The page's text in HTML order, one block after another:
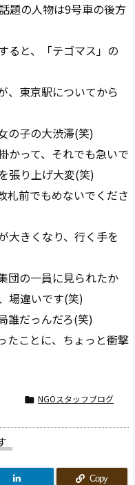
題の人物は9号車の後方
ると、「テゴマス」の
、東京駅についてから
の子の大渋滞(笑)
かって、それでも急いで
張り上げ大変(笑)
札前でもめないでくださ
大きくなり、行く手を
団の一員に見られたか
場違いです(笑)
誰だっんだろ(笑)
たことに、ちょっと衝撃
 NGOスタッフブログ
Copy